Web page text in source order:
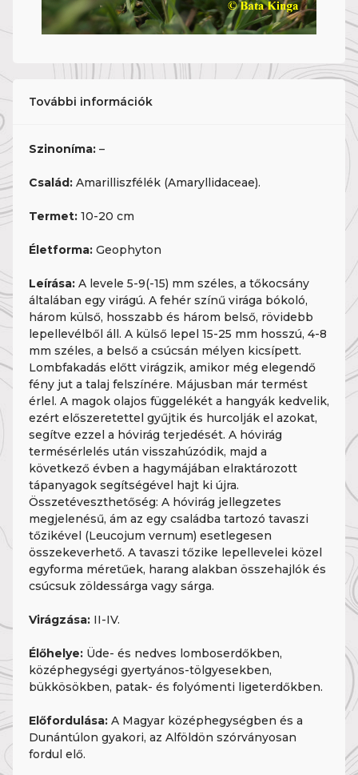
További információk
Szinoníma: –
Család: Amarilliszfélék (Amaryllidaceae).
Termet: 10-20 cm
Életforma: Geophyton
Leírása: A levele 5-9(-15) mm széles, a tőkocsány
általában egy virágú. A fehér színű virága bókoló,
három külső, hosszabb és három belső, rövidebb
lepellevélből áll. A külső lepel 15-25 mm hosszú, 4-8
mm széles, a belső a csúcsán mélyen kicsípett.
Lombfakadás előtt virágzik, amikor még elegendő
fény jut a talaj felszínére. Májusban már termést
érlel. A magok olajos függelékét a hangyák kedvelik,
ezért előszeretettel gyűjtik és hurcolják el azokat,
segítve ezzel a hóvirág terjedését. A hóvirág
termésérlelés után visszahúzódik, majd a
következő évben a hagymájában elraktározott
tápanyagok segítségével hajt ki újra.
Összetéveszthetőség: A hóvirág jellegzetes
megjelenésű, ám az egy családba tartozó tavaszi
tőzikével (Leucojum vernum) esetlegesen
összekeverhető. A tavaszi tőzike lepellevelei közel
egyforma méretűek, harang alakban összehajlók és
csúcsuk zöldessárga vagy sárga.
Virágzása: II-IV.
Élőhelye: Üde- és nedves lomboserdőkben,
középhegységi gyertyános-tölgyesekben,
bükkösökben, patak- és folyómenti ligeterdőkben.
Előfordulása: A Magyar középhegységben és a
Dunántúlon gyakori, az Alföldön szórványosan
fordul elő.